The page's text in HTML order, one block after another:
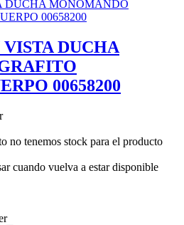
DUCHA
00658200
no tenemos stock para el producto
cuando vuelva a estar disponible